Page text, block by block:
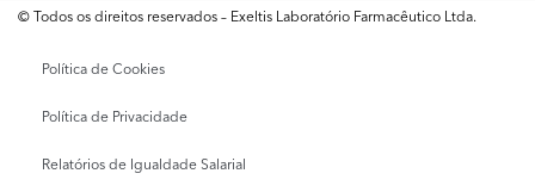
© Todos os direitos reservados – Exeltis Laboratório Farmacêutico Ltda.
Política de Cookies
Política de Privacidade
Relatórios de Igualdade Salarial